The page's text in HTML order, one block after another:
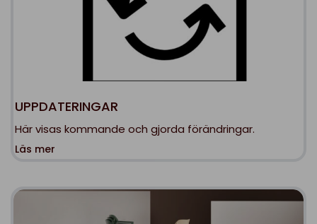
UPPDATERINGAR
Här visas kommande och gjorda förändringar.
Läs mer